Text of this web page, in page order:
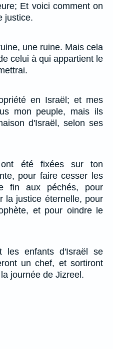
Et voici comment on
justice.
une ruine. Mais cela
celui à qui appartient le
en Israël; et mes
mon peuple, mais ils
d'Israël, selon ses
ont été fixées sur ton
pour faire cesser les
fin aux péchés, pour
la justice éternelle, pour
et pour oindre le
les enfants d'Israël se
un chef, et sortiront
journée de Jizreel.